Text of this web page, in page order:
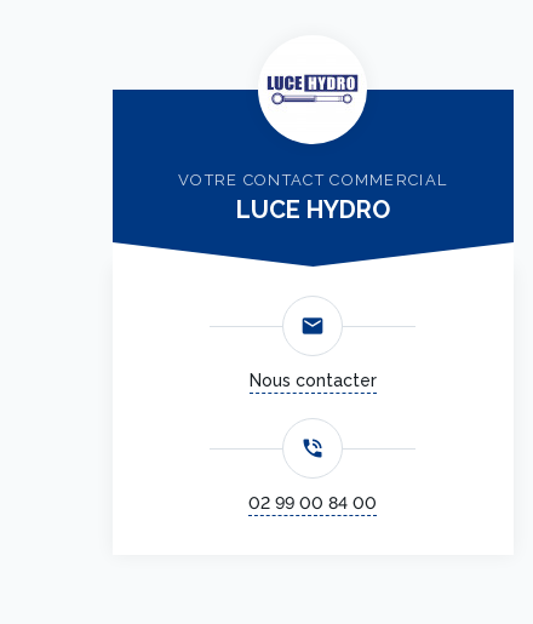
VOTRE CONTACT COMMERCIAL
LUCE HYDRO
email
Nous contacter
phone_in_talk
02 99 00 84 00